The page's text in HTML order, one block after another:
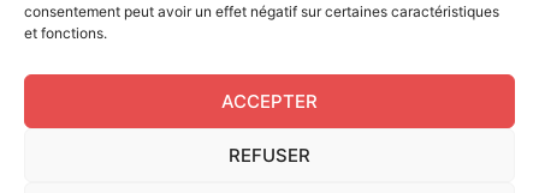
consentement peut avoir un effet négatif sur certaines caractéristiques
et fonctions.
ACCEPTER
REFUSER
Mail :
contact@aperitif-litteraire-cap-ferret.fr